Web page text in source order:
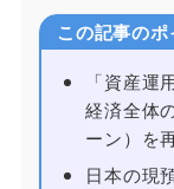
この記事のポ
「資産運
経済全体
ーン）を
日本の現